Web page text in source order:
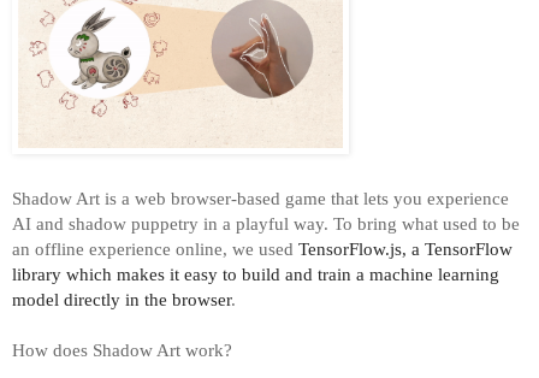
Shadow Art is a web browser-based game that lets you experience
AI and shadow puppetry in a playful way. To bring what used to be
an offline experience online, we used TensorFlow.js, a TensorFlow
library which makes it easy to build and train a machine learning
model directly in the browser.
How does Shadow Art work?